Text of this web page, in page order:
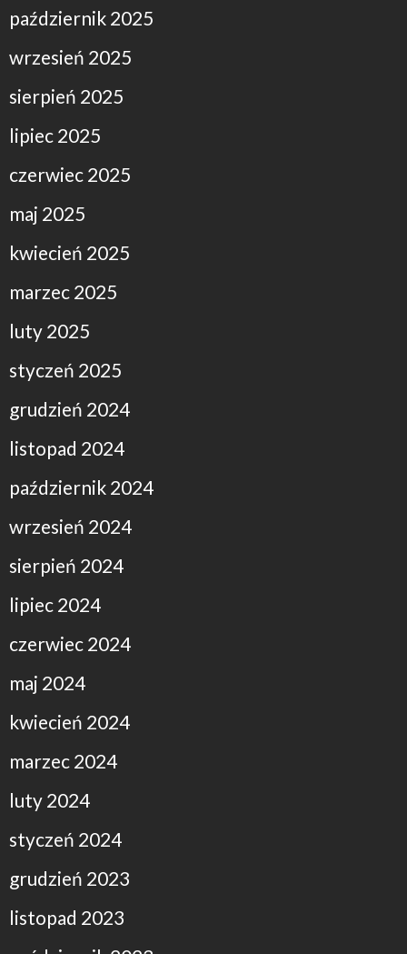
październik 2025
wrzesień 2025
sierpień 2025
lipiec 2025
czerwiec 2025
maj 2025
kwiecień 2025
marzec 2025
luty 2025
styczeń 2025
grudzień 2024
listopad 2024
październik 2024
wrzesień 2024
sierpień 2024
lipiec 2024
czerwiec 2024
maj 2024
kwiecień 2024
marzec 2024
luty 2024
styczeń 2024
grudzień 2023
listopad 2023